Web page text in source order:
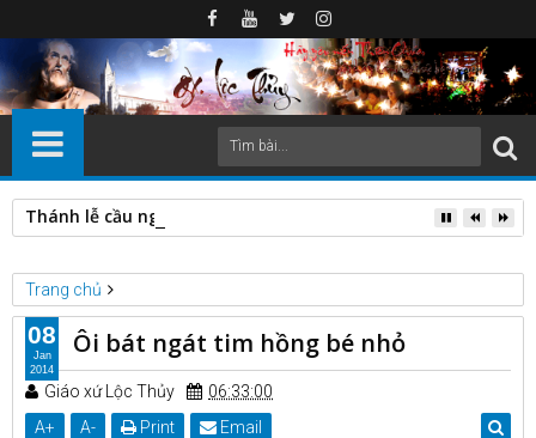
Thánh lễ cầu nguyện cho các Đẳng linh hồn ( 2-11-2024)
Trang chủ
Suy niệm Lời Chúa năm A
Ôi bát ngát tim hồng bé nhỏ
Ôi bát ngát tim hồng bé nhỏ
Giáo xứ Lộc Thủy
06:33:00
A+ A- Print Email
08
Jan
2014